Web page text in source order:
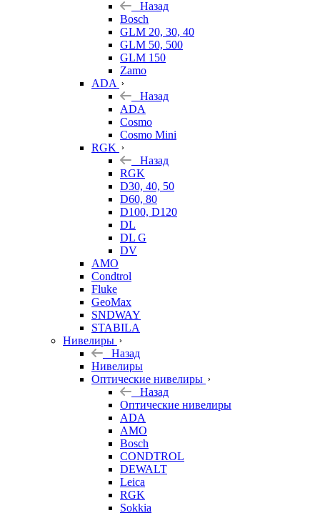
Назад
Bosch
GLM 20, 30, 40
GLM 50, 500
GLM 150
Zamo
ADA
Назад
ADA
Cosmo
Cosmo Mini
RGK
Назад
RGK
D30, 40, 50
D60, 80
D100, D120
DL
DL G
DV
AMO
Condtrol
Fluke
GeoMax
SNDWAY
STABILA
Нивелиры
Назад
Нивелиры
Оптические нивелиры
Назад
Оптические нивелиры
ADA
AMO
Bosch
CONDTROL
DEWALT
Leica
RGK
Sokkia